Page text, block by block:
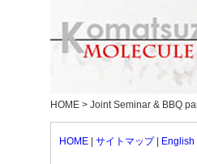
HOME > Joint Seminar & BBQ
HOME サイトマップ| English